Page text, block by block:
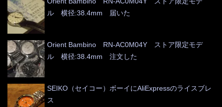
ル 横径:38.4mm 届いた
Orient Bambino RN-AC0M04Y ストア限定モデ
ル 横径:38.4mm 注文した
SEIKO（セイコー）ボーイにAliExpressのライスブレ
ス